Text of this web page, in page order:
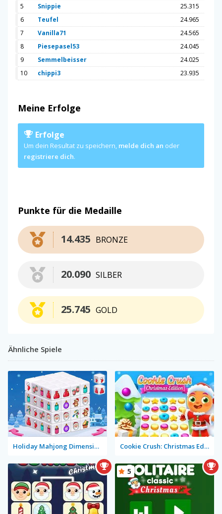
5
Snippie
25.315
6
Teufel
24.965
7
Vanilla71
24.565
8
Piesepasel53
24.045
9
Semmelbeisser
24.025
10
chippi3 23.935
Meine Erfolge
Erfolge
Um dein Resultat zu speichern, melde dich an oder
registriere dich.
Punkte für die Medaille
BRONZE
14.435
SILBER
20.090
GOLD
25.745
Ähnliche Spiele
Holiday Mahjong Dimensions Cookie Crush: Christmas Edition
5